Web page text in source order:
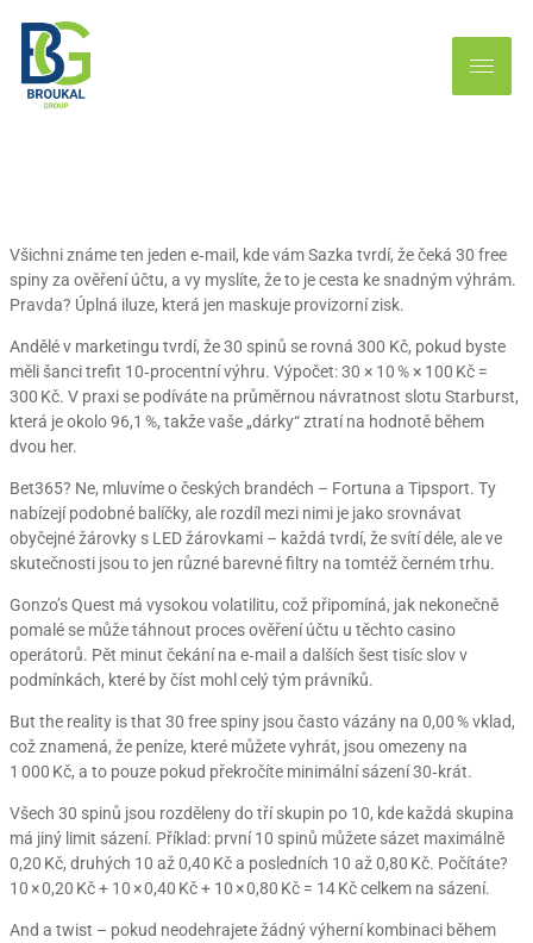
Jaký je skutečný cíl těchto
„dárků“
30 free spiny za ověření účtu –
Všichni známe ten jeden e‑mail, kde vám Sazka tvrdí, že čeká 30 free
spiny za ověření účtu, a vy myslíte, že to je cesta ke snadným výhrám.
Pravda? Úplná iluze, která jen maskuje provizorní zisk.
Andělé v marketingu tvrdí, že 30 spinů se rovná 300 Kč, pokud byste
měli šanci trefit 10‑procentní výhru. Výpočet: 30 × 10 % × 100 Kč =
300 Kč. V praxi se podíváte na průměrnou návratnost slotu Starburst,
která je okolo 96,1 %, takže vaše „dárky“ ztratí na hodnotě během
dvou her.
Bet365? Ne, mluvíme o českých brandéch – Fortuna a Tipsport. Ty
nabízejí podobné balíčky, ale rozdíl mezi nimi je jako srovnávat
obyčejné žárovky s LED žárovkami – každá tvrdí, že svítí déle, ale ve
skutečnosti jsou to jen různé barevné filtry na tomtéž černém trhu.
Gonzo’s Quest má vysokou volatilitu, což připomíná, jak nekonečně
pomalé se může táhnout proces ověření účtu u těchto casino
operátorů. Pět minut čekání na e‑mail a dalších šest tisíc slov v
podmínkách, které by číst mohl celý tým právníků.
But the reality is that 30 free spiny jsou často vázány na 0,00 % vklad,
což znamená, že peníze, které můžete vyhrát, jsou omezeny na
1 000 Kč, a to pouze pokud překročíte minimální sázení 30‑krát.
Všech 30 spinů jsou rozděleny do tří skupin po 10, kde každá skupina
má jiný limit sázení. Příklad: první 10 spinů můžete sázet maximálně
0,20 Kč, druhých 10 až 0,40 Kč a posledních 10 až 0,80 Kč. Počítáte?
10 × 0,20 Kč + 10 × 0,40 Kč + 10 × 0,80 Kč = 14 Kč celkem na sázení.
And a twist – pokud neodehrajete žádný výherní kombinaci během